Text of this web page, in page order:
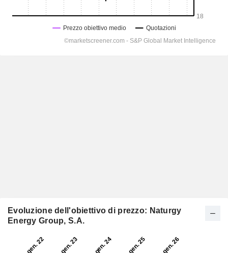
Evoluzione dell'obiettivo di prezzo: Naturgy
Energy Group, S.A.